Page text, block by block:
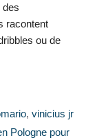
des
racontent
ou de
, vinicius jr
Pologne pour